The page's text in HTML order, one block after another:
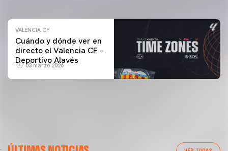
VALENCIA CF
Cuándo y dónde ver en
directo el Valencia CF –
Deportivo Alavés
03 marzo 2026